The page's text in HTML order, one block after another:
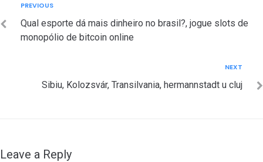
navigation
Previous
PREVIOUS
Qual esporte dá mais dinheiro no brasil?, jogue slots de
monopólio de bitcoin online
NEXT
Sibiu, Kolozsvár, Transilvania, hermannstadt u cluj
Leave a Reply